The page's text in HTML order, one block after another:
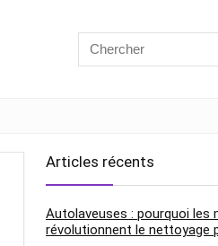
Articles récents
Autolaveuses : pourquoi les
révolutionnent le nettoyage